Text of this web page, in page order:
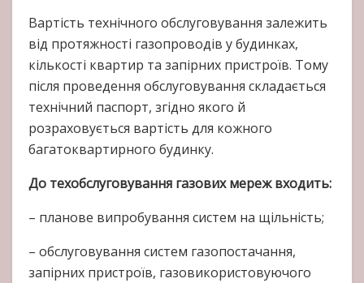
Вартість технічного обслуговування залежить
від протяжності газопроводів у будинках,
кількості квартир та запірних пристроїв. Тому
після проведення обслуговування складається
технічний паспорт, згідно якого й
розраховується вартість для кожного
багатоквартирного будинку.
До техобслуговування газових мереж входить:
– планове випробування систем на щільність;
– обслуговування систем газопостачання,
запірних пристроїв, газовикористовуючого